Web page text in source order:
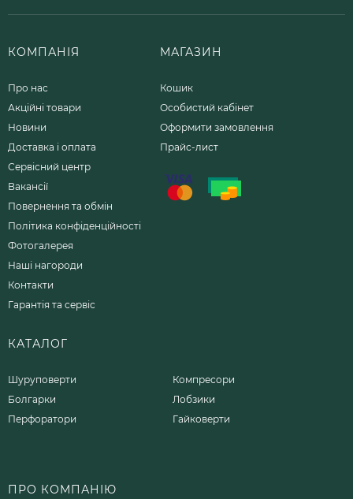
КОМПАНІЯ
Про нас
Акційні товари
Новини
Доставка і оплата
Сервісний центр
Вакансії
Повернення та обмін
Політика конфіденційності
Фотогалерея
Наші нагороди
Контакти
Гарантія та сервіс
МАГАЗИН
Кошик
Особистий кабінет
Оформити замовлення
Прайс-лист
КАТАЛОГ
Шуруповерти
Болгарки
Перфоратори
Компресори
Лобзики
Гайковерти
ПРО КОМПАНІЮ